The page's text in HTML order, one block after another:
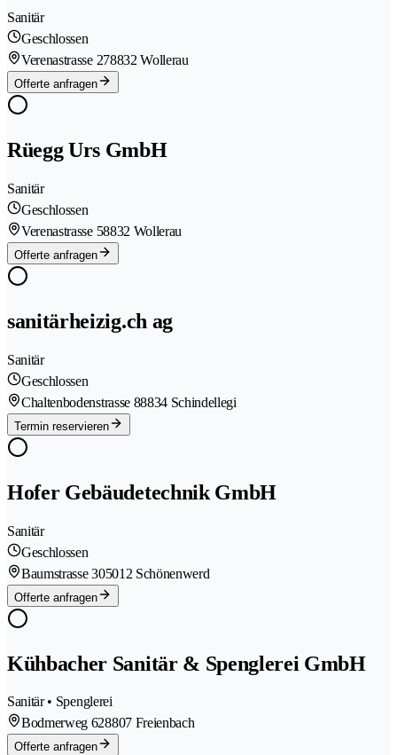
Sanitär
Geschlossen
Verenastrasse 278832 Wollerau
Offerte anfragen
Rüegg Urs GmbH
Sanitär
Geschlossen
Verenastrasse 58832 Wollerau
Offerte anfragen
sanitärheizig.ch ag
Sanitär
Geschlossen
Chaltenbodenstrasse 88834 Schindellegi
Termin reservieren
Hofer Gebäudetechnik GmbH
Sanitär
Geschlossen
Baumstrasse 305012 Schönenwerd
Offerte anfragen
Kühbacher Sanitär & Spenglerei GmbH
Sanitär • Spenglerei
Bodmerweg 628807 Freienbach
Offerte anfragen